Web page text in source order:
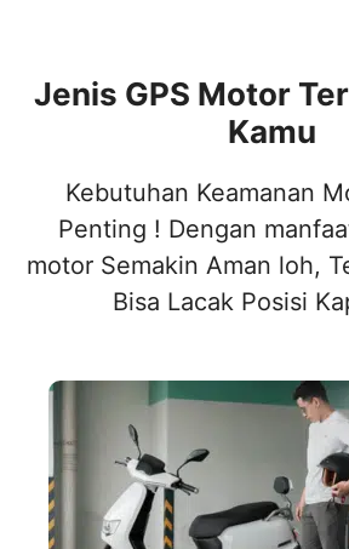
Jenis GPS Motor
Kamu
Kebutuhan Keamanan
Penting ! Dengan
motor Semakin Aman loh,
Bisa Lacak Posisi